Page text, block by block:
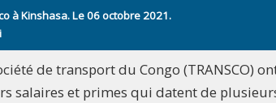
à Kinshasa. Le 06 octobre 2021.
de transport du Congo (TRANSCO)
salaires et primes qui datent de